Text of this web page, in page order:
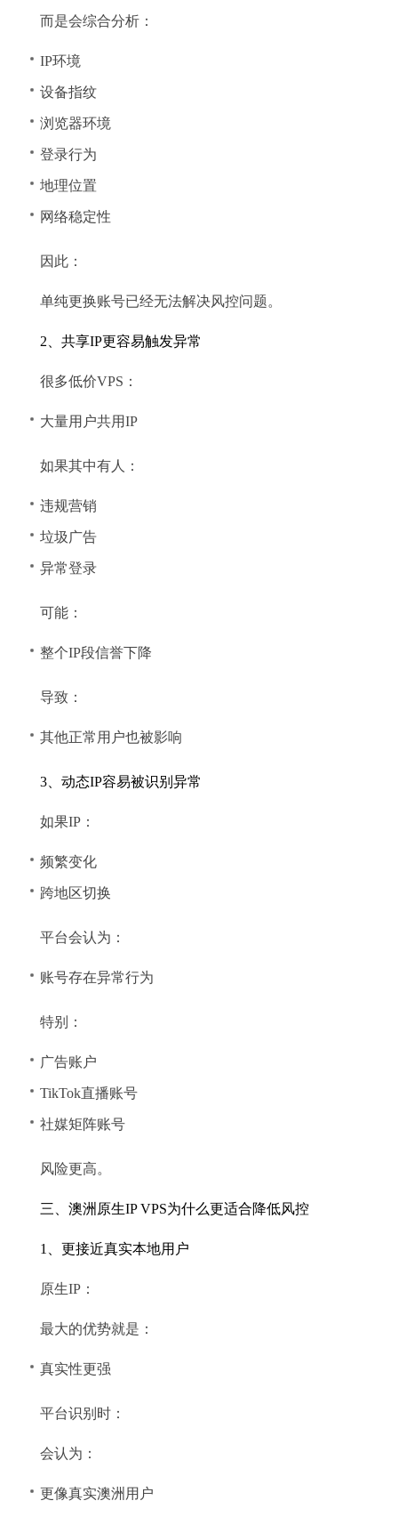
而是会综合分析：
IP环境
设备指纹
浏览器环境
登录行为
地理位置
网络稳定性
因此：
单纯更换账号已经无法解决风控问题。
2、共享IP更容易触发异常
很多低价VPS：
大量用户共用IP
如果其中有人：
违规营销
垃圾广告
异常登录
可能：
整个IP段信誉下降
导致：
其他正常用户也被影响
3、动态IP容易被识别异常
如果IP：
频繁变化
跨地区切换
平台会认为：
账号存在异常行为
特别：
广告账户
TikTok直播账号
社媒矩阵账号
风险更高。
三、澳洲原生IP VPS为什么更适合降低风控
1、更接近真实本地用户
原生IP：
最大的优势就是：
真实性更强
平台识别时：
会认为：
更像真实澳洲用户